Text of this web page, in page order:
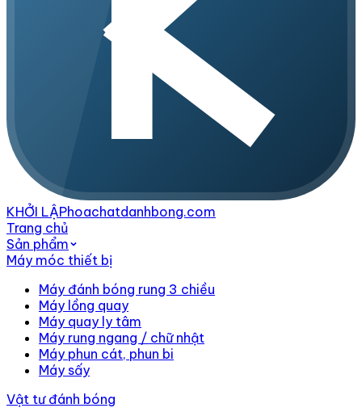
KHỞI LẬPhoachatdanhbong.com
Trang chủ
Sản phẩm
Máy móc thiết bị
Máy đánh bóng rung 3 chiều
Máy lồng quay
Máy quay ly tâm
Máy rung ngang / chữ nhật
Máy phun cát, phun bi
Máy sấy
Vật tư đánh bóng